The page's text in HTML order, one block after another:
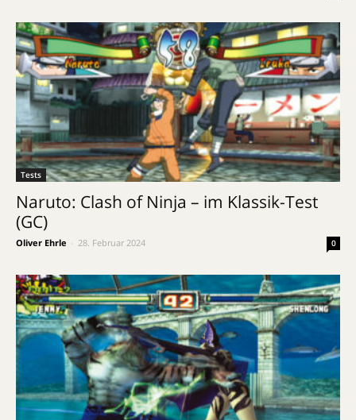
Tests
Naruto: Clash of Ninja – im Klassik-Test
(GC)
Oliver Ehrle 28. Februar 2024 0